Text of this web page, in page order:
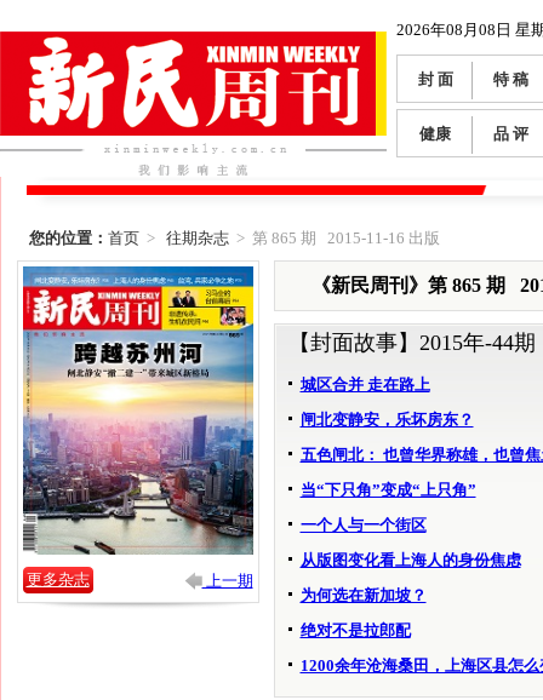
2026年08月08日 星
封 面 特 稿
健康 品 评
您的位置： 首页> 往期杂志> 第 865 期 2015-11-16 出版
更多杂志 上一期
《新民周刊》第 865 期
【封面故事】 2015年-44期
城区合并 走在路上
闸北变静安，乐坏房东？
五色闸北： 也曾华界称雄，也曾
当“下只角”变成“上只角”
一个人与一个街区
从版图变化看上海人的身份焦虑
为何选在新加坡？
绝对不是拉郎配
1200余年沧海桑田，上海区县怎么